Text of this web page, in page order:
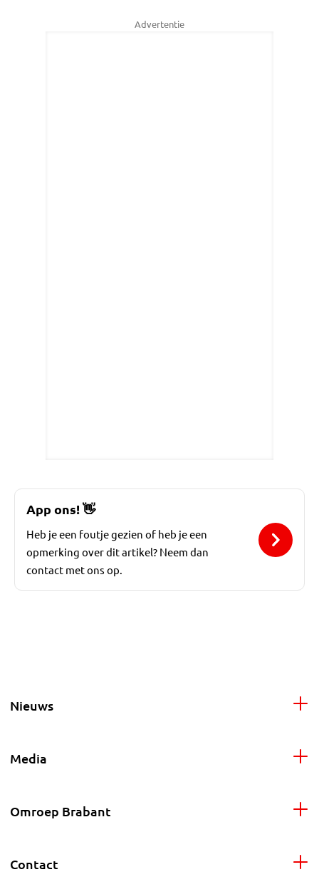
Advertentie
App ons!👋
Heb je een foutje gezien of heb je een
opmerking over dit artikel? Neem dan
contact met ons op.
Nieuws
Media
Omroep Brabant
Contact